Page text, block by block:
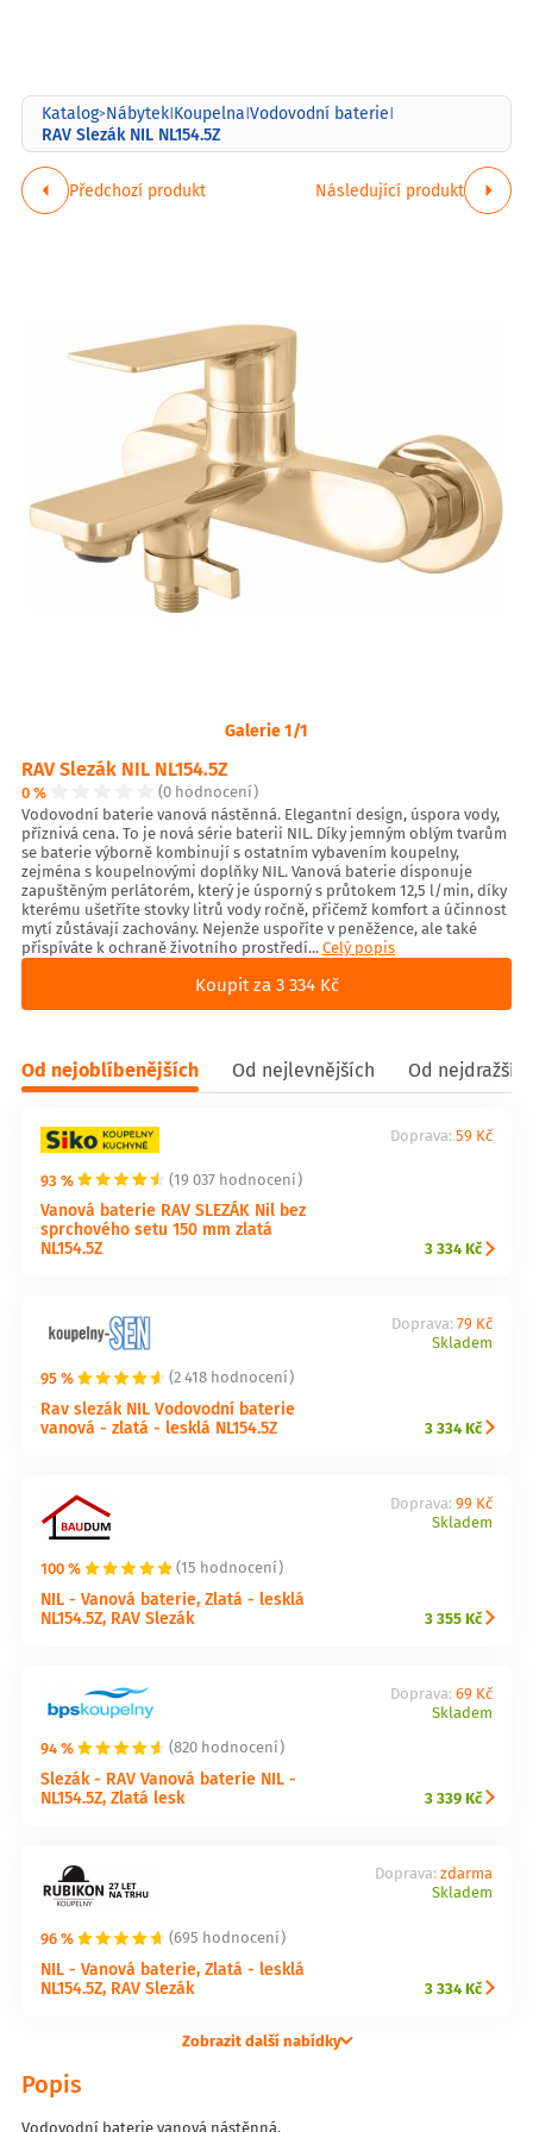
Katalog>Nábytek|Koupelna|Vodovodní baterie|
RAV Slezák NIL NL154.5Z
Předchozí produkt Následující produkt
Galerie 1/1
RAV Slezák NIL NL154.5Z
0 %
(0 hodnocení)
Vodovodní baterie vanová nástěnná. Elegantní design, úspora vody,
příznivá cena. To je nová série baterií NIL. Díky jemným oblým tvarům
se baterie výborně kombinují s ostatním vybavením koupelny,
zejména s koupelnovými doplňky NIL. Vanová baterie disponuje
zapuštěným perlátorém, který je úsporný s průtokem 12,5 l/min, díky
kterému ušetříte stovky litrů vody ročně, přičemž komfort a účinnost
mytí zůstávají zachovány. Nejenže uspoříte v peněžence, ale také
přispíváte k ochraně životního prostředí...Celý popis
Koupit za 3 334 Kč
Od nejoblíbenějších Od nejlevnějších Od
93 % (19 037 hodnocení)
Vanová baterie RAV SLEZÁK Nil bez
sprchového setu 150 mm zlatá
NL154.5Z
Doprava: 59 Kč
3 334 Kč
95 % (2 418 hodnocení)
Rav slezák NIL Vodovodní baterie
vanová - zlatá - lesklá NL154.5Z
Doprava: 79 Kč
Skladem
3 334 Kč
100 % (15 hodnocení)
NIL - Vanová baterie, Zlatá - lesklá
NL154.5Z, RAV Slezák
Doprava: 99 Kč
Skladem
3 355 Kč
94 % (820 hodnocení)
Slezák - RAV Vanová baterie NIL -
NL154.5Z, Zlatá lesk
Doprava: 69 Kč
Skladem
3 339 Kč
96 % (695 hodnocení)
NIL - Vanová baterie, Zlatá - lesklá
NL154.5Z, RAV Slezák
Doprava: zdarma
Skladem
3 334 Kč
Zobrazit další nabídky
Popis